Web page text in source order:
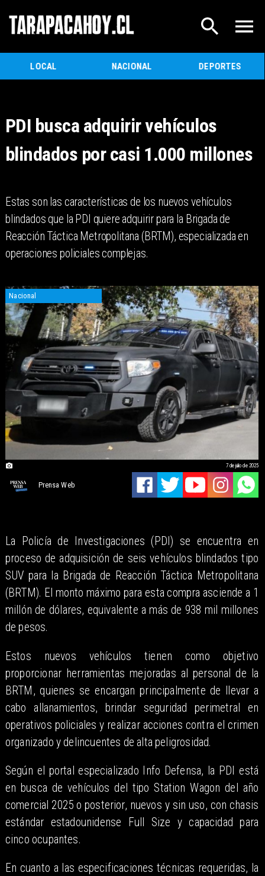
LOCAL NACIONAL DEPORTES
PDI busca adquirir vehículos
blindados por casi 1.000 millones
Estas son las características de los nuevos vehículos
blindados que la PDI quiere adquirir para la Brigada de
Reacción Táctica Metropolitana (BRTM), especializada en
operaciones policiales complejas.
Nacional
Prensa Web
7 de julio de 2025
La Policía de Investigaciones (PDI) se encuentra en
proceso de adquisición de seis vehículos blindados tipo
SUV para la Brigada de Reacción Táctica Metropolitana
(BRTM). El monto máximo para esta compra asciende a 1
millón de dólares, equivalente a más de 938 mil millones
de pesos.
Estos nuevos vehículos tienen como objetivo
proporcionar herramientas mejoradas al personal de la
BRTM, quienes se encargan principalmente de llevar a
cabo allanamientos, brindar seguridad perimetral en
operativos policiales y realizar acciones contra el crimen
organizado y delincuentes de alta peligrosidad.
Según el portal especializado Info Defensa, la PDI está
en busca de vehículos del tipo Station Wagon del año
comercial 2025 o posterior, nuevos y sin uso, con chasis
estándar estadounidense Full Size y capacidad para
cinco ocupantes.
En cuanto a las especificaciones técnicas requeridas, la